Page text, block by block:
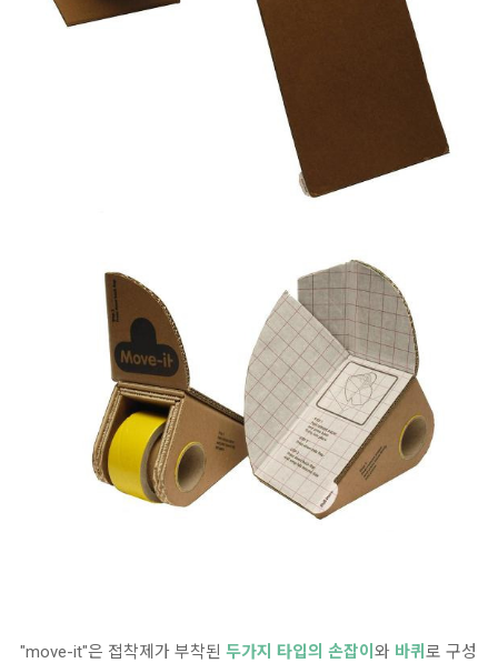
"move-it"은 접착제가 부착된 두가지 타입의 손잡이 와 바퀴 로 구성